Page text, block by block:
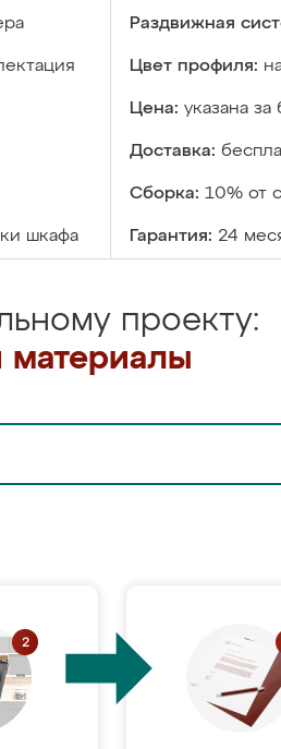
Раздвижная
Цвет профиля:
Цена: указана
Доставка:
Сборка: 10% от
шкафа Гарантия: 24
проекту: